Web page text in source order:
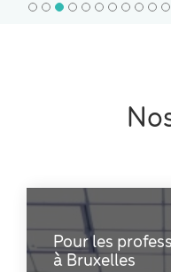
Pour les
à Bruxelles